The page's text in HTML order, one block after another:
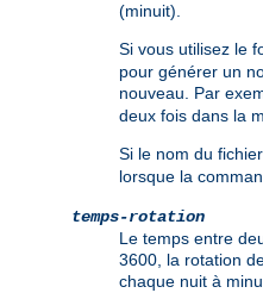
(minuit).
Si vous utilisez le
pour générer un
nouveau. Par
deux fois dans la
Si le nom du
lorsque la
temps-rotation
Le temps entre
3600, la rotation
chaque nuit à